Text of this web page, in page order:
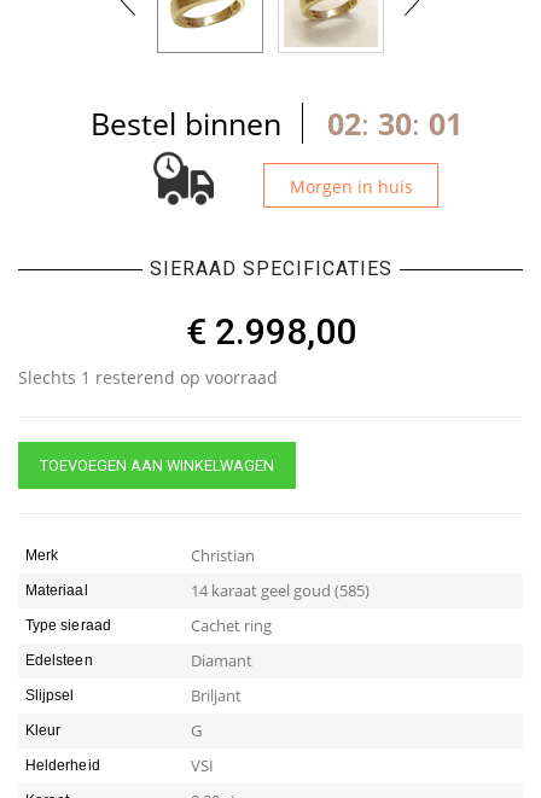
Bestel binnen 02: 30: 00
Morgen in huis
SIERAAD SPECIFICATIES
€ 2.998,00
Slechts 1 resterend op voorraad
TOEVOEGEN AAN WINKELWAGEN
Merk Christian
Materiaal 14 karaat geel goud (585)
Type sieraad Cachet ring
Edelsteen Diamant
Slijpsel Briljant
Kleur G
Helderheid VSI